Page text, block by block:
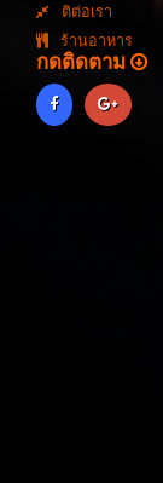
ติต่อเรา
ร้านอาหาร
กดติดตาม